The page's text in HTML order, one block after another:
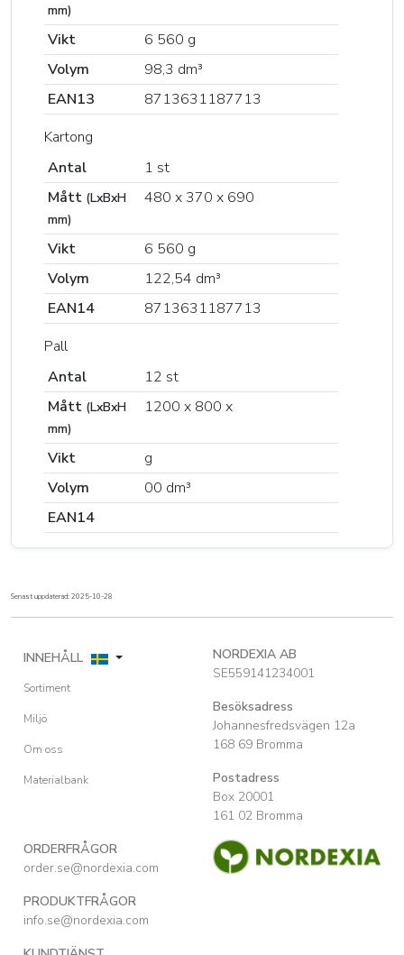
mm)
Vikt
6 560 g
Volym
98,3 dm³
EAN13
8713631187713
Kartong
Antal
1 st
Mått (LxBxH
mm)
480 x 370 x 690
Vikt
6 560 g
Volym
122,54 dm³
EAN14
8713631187713
Pall
Antal
12 st
Mått (LxBxH
mm)
1200 x 800 x
Vikt
g
Volym
00 dm³
EAN14
Senast uppdaterad: 2025-10-28
INNEHÅLL
Sortiment
Miljö
Om oss
Materialbank
NORDEXIA AB
SE559141234001
Besöksadress
Johannesfredsvägen 12a
168 69 Bromma
Postadress
Box 20001
161 02 Bromma
ORDERFRÅGOR
order.se@nordexia.com
PRODUKTFRÅGOR
info.se@nordexia.com